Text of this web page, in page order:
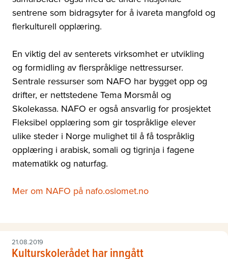
sentrene som bidragsyter for å ivareta mangfold og
flerkulturell opplæring.
En viktig del av senterets virksomhet er utvikling
og formidling av flerspråklige nettressurser.
Sentrale ressurser som NAFO har bygget opp og
drifter, er nettstedene Tema Morsmål og
Skolekassa. NAFO er også ansvarlig for prosjektet
Fleksibel opplæring som gir tospråklige elever
ulike steder i Norge mulighet til å få tospråklig
opplæring i arabisk, somali og tigrinja i fagene
matematikk og naturfag.
Mer om NAFO på nafo.oslomet.no
21.08.2019
Kulturskolerådet har inngått